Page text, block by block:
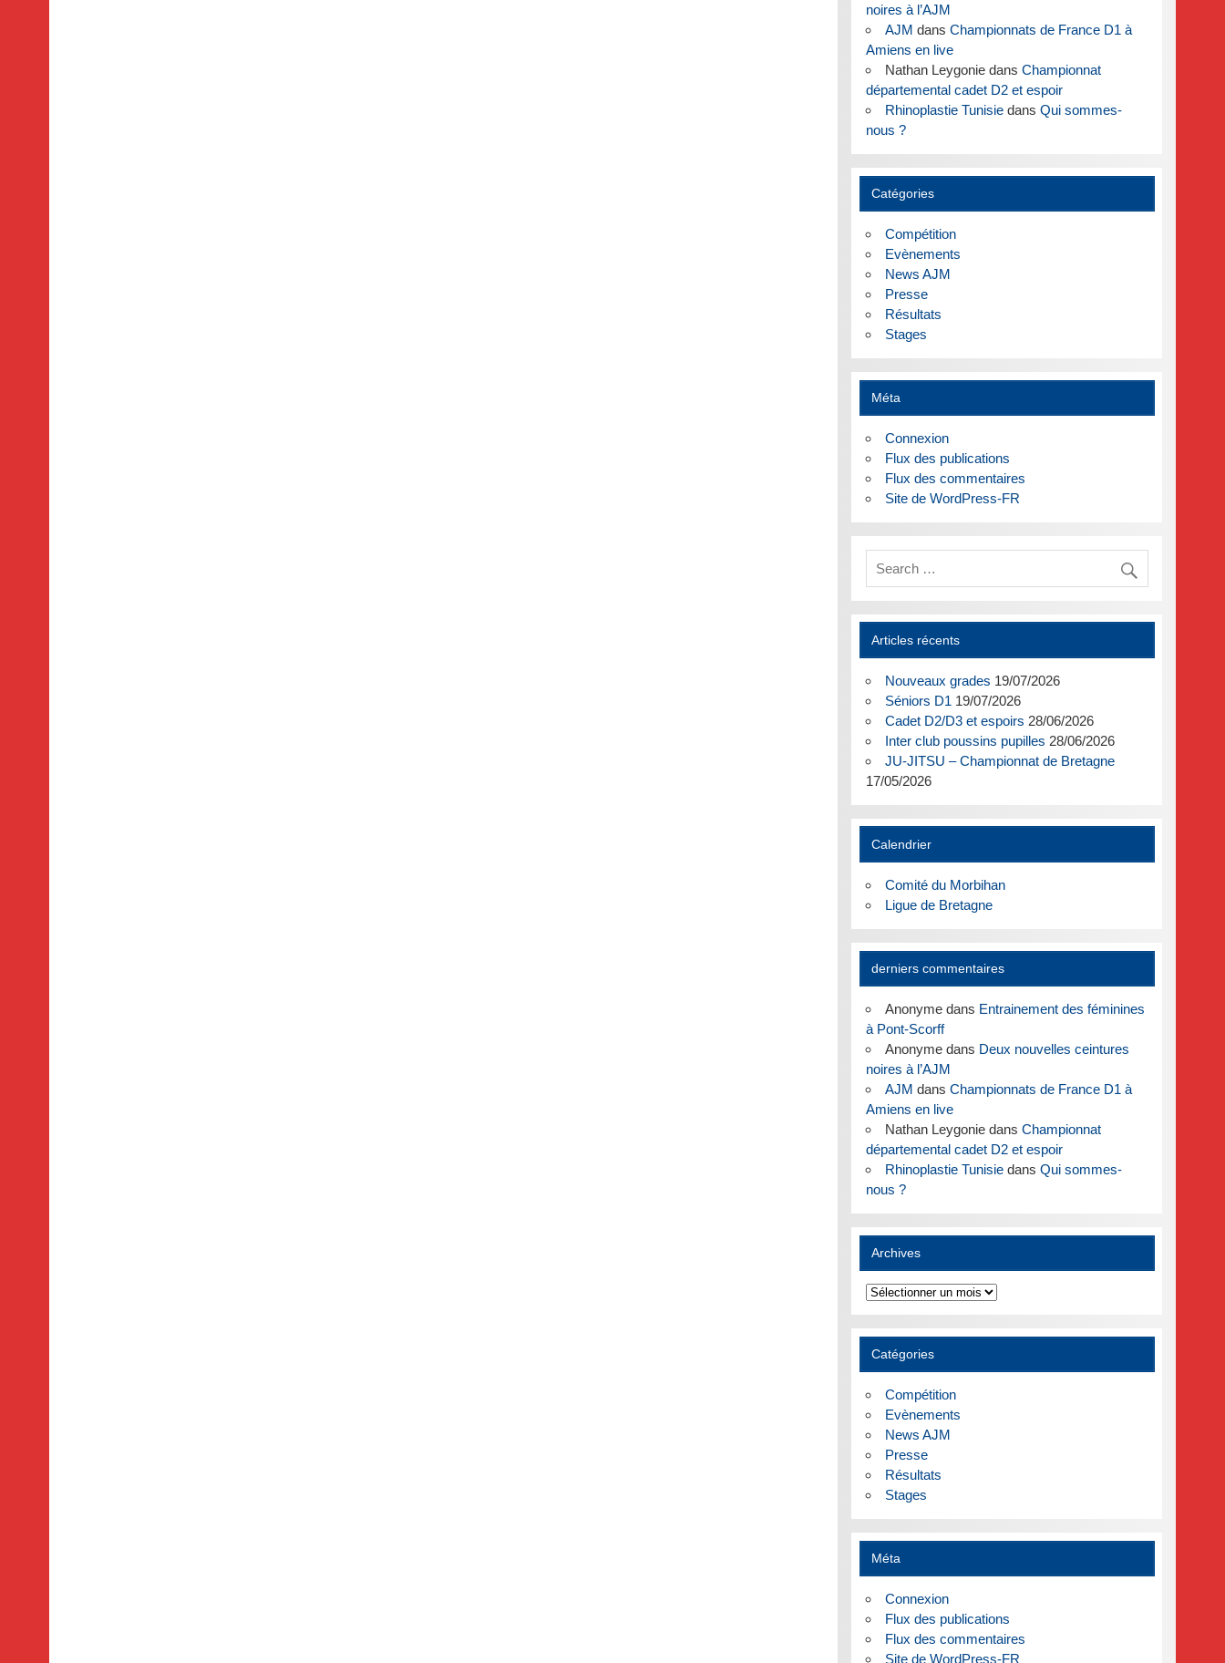
noires à l’AJM
AJM dans Championnats de France D1 à
Amiens en live
Nathan Leygoniedans Championnat
départemental cadet D2 et espoir
Rhinoplastie Tunisiedans Qui sommes-
nous ?
Catégories
Compétition
Evènements
News AJM
Presse
Résultats
Stages
Méta
Connexion
Flux des publications
Flux des commentaires
Site de WordPress-FR
Articles récents
Nouveaux grades 19/07/2026
Séniors D1 19/07/2026
Cadet D2/D3 et espoirs 28/06/2026
Inter club poussins pupilles 28/06/2026
JU-JITSU – Championnat de Bretagne
17/05/2026
Calendrier
Comité du Morbihan
Ligue de Bretagne
derniers commentaires
Anonymedans Entrainement des féminines
à Pont-Scorff
Anonymedans Deux nouvelles ceintures
noires à l’AJM
AJM dans Championnats de France D1 à
Amiens en live
Nathan Leygoniedans Championnat
départemental cadet D2 et espoir
Rhinoplastie Tunisiedans Qui sommes-
nous ?
Archives
Archives
Catégories
Compétition
Evènements
News AJM
Presse
Résultats
Stages
Méta
Connexion
Flux des publications
Flux des commentaires
Site de WordPress-FR